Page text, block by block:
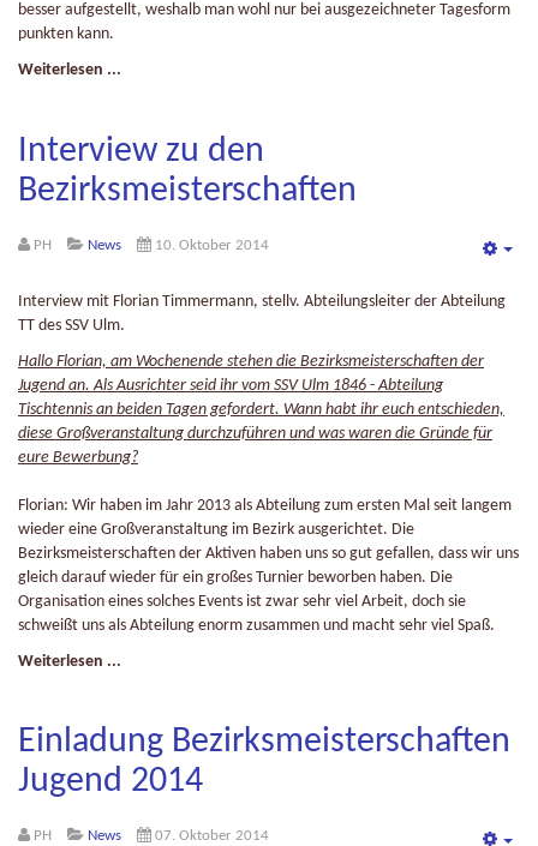
besser aufgestellt, weshalb man wohl nur bei ausgezeichneter Tagesform
punkten kann.
Weiterlesen ...
Interview zu den
Bezirksmeisterschaften
PH News 10. Oktober 2014
Interview mit Florian Timmermann, stellv. Abteilungsleiter der Abteilung
TT des SSV Ulm.
Hallo Florian, am Wochenende stehen die Bezirksmeisterschaften der
Jugend an. Als Ausrichter seid ihr vom SSV Ulm 1846 - Abteilung
Tischtennis an beiden Tagen gefordert. Wann habt ihr euch entschieden,
diese Großveranstaltung durchzuführen und was waren die Gründe für
eure Bewerbung?
Florian: Wir haben im Jahr 2013 als Abteilung zum ersten Mal seit langem
wieder eine Großveranstaltung im Bezirk ausgerichtet. Die
Bezirksmeisterschaften der Aktiven haben uns so gut gefallen, dass wir uns
gleich darauf wieder für ein großes Turnier beworben haben. Die
Organisation eines solches Events ist zwar sehr viel Arbeit, doch sie
schweißt uns als Abteilung enorm zusammen und macht sehr viel Spaß.
Weiterlesen ...
Einladung Bezirksmeisterschaften
Jugend 2014
PH News 07. Oktober 2014